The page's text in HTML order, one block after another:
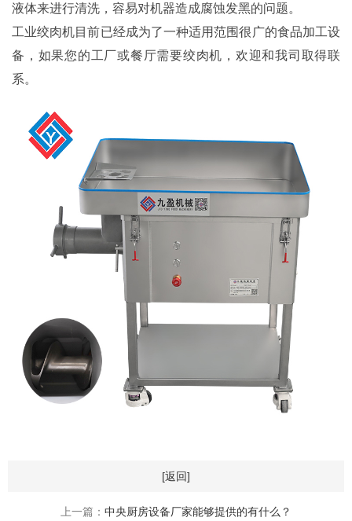
液体来进行清洗，容易对机器造成腐蚀发黑的问题。
工业绞肉机目前已经成为了一种适用范围很广的食品加工设
备，如果您的工厂或餐厅需要绞肉机，欢迎和我司取得联
系。
[返回]
上一篇： 中央厨房设备厂家能够提供的有什么？